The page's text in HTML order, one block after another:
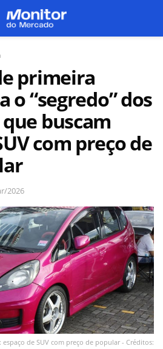
primeira
o “segredo” dos
buscam
com preço de
2026
de SUV com preço de popular - Créditos: